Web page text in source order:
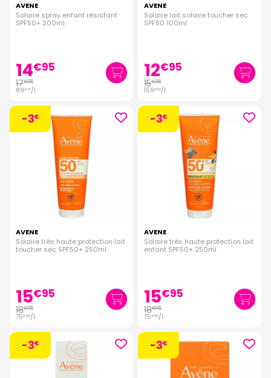
AVENE
Solaire spray enfant résistant
SPF50+ 200ml
14€95
17€95
89€75/l.
AVENE
Solaire lait solaire toucher sec
SPF50 100ml
12€95
15€95
159€50/l.
-3€
AVENE
Solaire très haute protection lait
toucher sec SPF50+ 250ml
15€95
18€95
75€80/l.
-3€
AVENE
Solaire très haute protection lait
enfant SPF50+ 250ml
15€95
18€95
75€80/l.
-3€ -3€